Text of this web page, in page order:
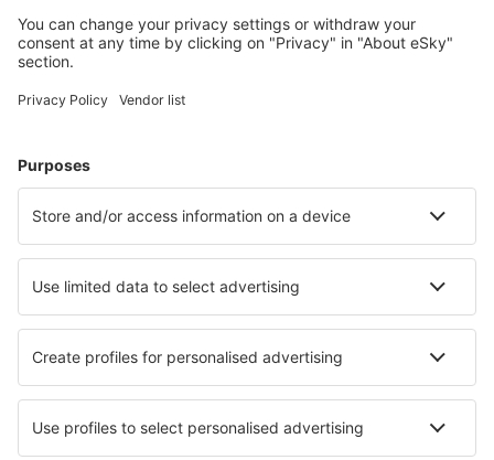
Meist gesuchte Unterkünfte von eSky Nutzern
Unterkünfte in Mexiko - Beliebte Städte
Unterkunft in Puerto Vallarta Unterkunft in Mexik-Stadt
Unterkunft in Celaya Unterkunft in Arteaga
Unterkunft in Puebla Unterkunft in Velle de Banderas
Die besten Unterkünfte - Städte
Unterkunft in Parma Heights Unterkunft in Reimershagen